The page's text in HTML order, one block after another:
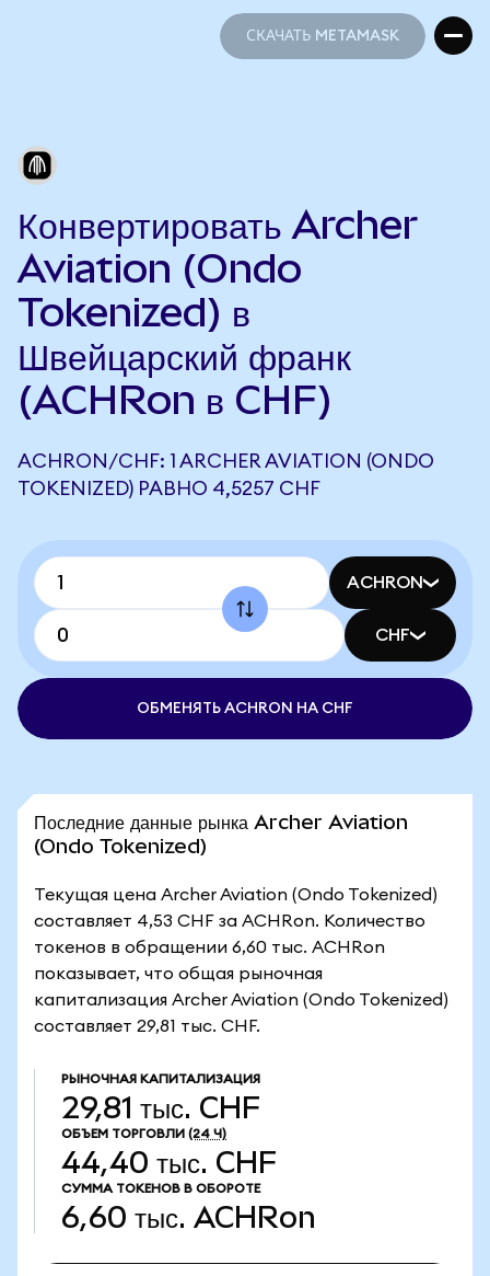
СКАЧАТЬ METAMASK
Конвертировать Archer
Aviation (Ondo
Tokenized) в
Швейцарский франк
(ACHRon в CHF)
ACHRON/CHF: 1 ARCHER AVIATION (ONDO
TOKENIZED) РАВНО 4,5257 CHF
ACHRON
CHF
ОБМЕНЯТЬ ACHRON НА CHF
Последние данные рынка Archer Aviation
(Ondo Tokenized)
Текущая цена Archer Aviation (Ondo Tokenized)
составляет 4,53 CHF за ACHRon. Количество
токенов в обращении 6,60 тыс. ACHRon
показывает, что общая рыночная
капитализация Archer Aviation (Ondo Tokenized)
составляет 29,81 тыс. CHF.
РЫНОЧНАЯ КАПИТАЛИЗАЦИЯ
29,81 тыс. CHF
ОБЪЕМ ТОРГОВЛИ (24 Ч)
44,40 тыс. CHF
СУММА ТОКЕНОВ В ОБОРОТЕ
6,60 тыс. ACHRon